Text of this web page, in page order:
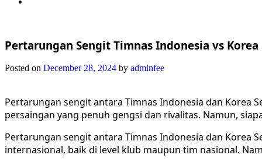
Pertarungan Sengit Timnas Indonesia vs
Posted on December 28, 2024 by adminfee
Pertarungan sengit antara Timnas Indonesia dan Korea
persaingan yang penuh gengsi dan rivalitas. Namun,
Pertarungan sengit antara Timnas Indonesia dan Korea
internasional, baik di level klub maupun tim nasional.